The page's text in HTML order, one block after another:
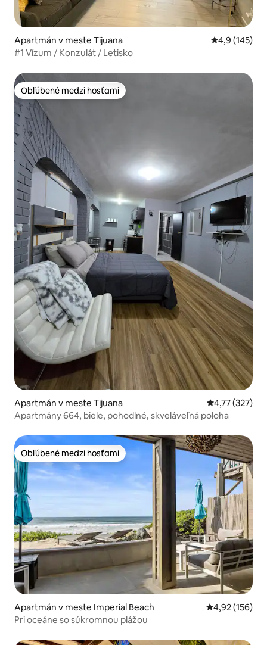
Apartmán v meste Tijuana Priemerné
4,9 (145)
#1 Vízum / Konzulát / Letisko
Obľúbené medzi hosťami
Obľúbené medzi hosťami
Apartmán v meste Tijuana Priemerné
4,77 (327)
Apartmány 664, biele, pohodlné, skveláveľná poloha
Obľúbené medzi hosťami
Obľúbené medzi hosťami
Apartmán v meste Imperial Beach Priemerné
4,92 (156)
Pri oceáne so súkromnou plážou